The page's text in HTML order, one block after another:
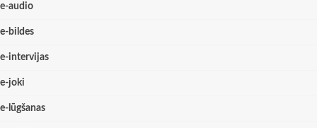
e-audio
e-bildes
e-intervijas
e-joki
e-lūgšanas